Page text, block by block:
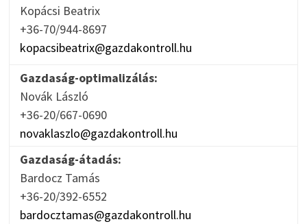
Kopácsi Beatrix
+36-70/944-8697
kopacsibeatrix@gazdakontroll.hu
Gazdaság-optimalizálás:
Novák László
+36-20/667-0690
novaklaszlo@gazdakontroll.hu
Gazdaság-átadás:
Bardocz Tamás
+36-20/392-6552
bardocztamas@gazdakontroll.hu